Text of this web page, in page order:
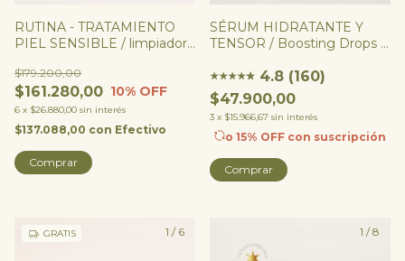
RUTINA - TRATAMIENTO
PIEL SENSIBLE / limpiador
hidratante
$161.280,00
$179.200,00
10% OFF
6 x $26.880,00 sin interés
$137.088,00 con Efectivo
Comprar
SÉRUM HIDRATANTE Y
TENSOR / Boosting Drops -
MUNAPSYS 3% + ÁCIDO
HIALURÓNICO
★★★★★
★ 4.8 (160)
$47.900,00
3 x $15.966,67 sin interés
o 15% OFF con suscripción
Comprar
1 / 6
GRATIS 1 /8